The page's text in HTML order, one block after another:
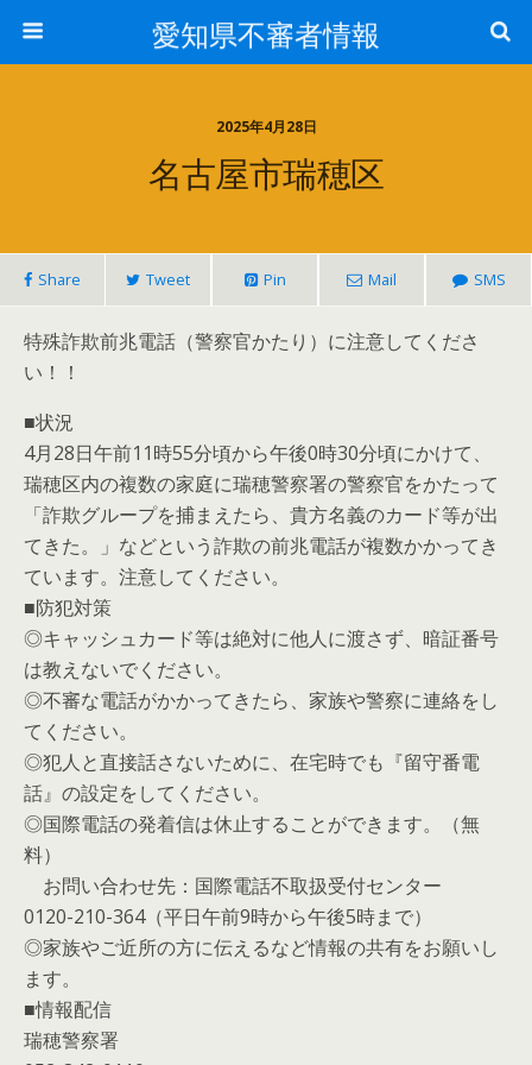
愛知県不審者情報
2025年4月28日
名古屋市瑞穂区
Share Tweet Pin Mail SMS
特殊詐欺前兆電話（警察官かたり）に注意してくださ
い！！
■状況
4月28日午前11時55分頃から午後0時30分頃にかけて、
瑞穂区内の複数の家庭に瑞穂警察署の警察官をかたって
「詐欺グループを捕まえたら、貴方名義のカード等が出
てきた。」などという詐欺の前兆電話が複数かかってき
ています。注意してください。
■防犯対策
◎キャッシュカード等は絶対に他人に渡さず、暗証番号
は教えないでください。
◎不審な電話がかかってきたら、家族や警察に連絡をし
てください。
◎犯人と直接話さないために、在宅時でも『留守番電
話』の設定をしてください。
◎国際電話の発着信は休止することができます。（無
料）
お問い合わせ先：国際電話不取扱受付センター
0120-210-364（平日午前9時から午後5時まで）
◎家族やご近所の方に伝えるなど情報の共有をお願いし
ます。
■情報配信
瑞穂警察署